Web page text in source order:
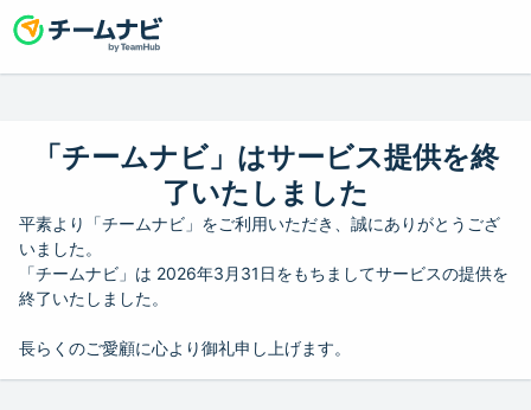
「チームナビ」はサービス提供を終
了いたしました
平素より「チームナビ」をご利用いただき、誠にありがとうござ
いました。
「チームナビ」は 2026年3月31日をもちましてサービスの提供を
終了いたしました。
長らくのご愛顧に心より御礼申し上げます。